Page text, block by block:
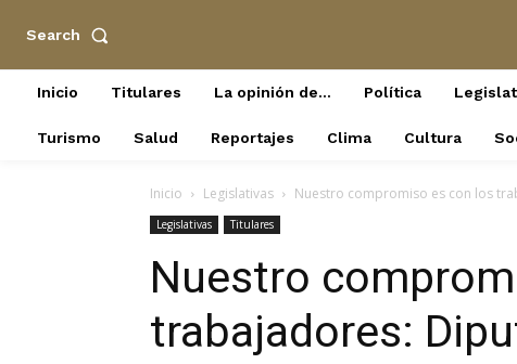
Search
Inicio Titulares La opinión de… Política
Turismo Salud Reportajes Clima Cultura
Inicio Legislativas Nuestro compromiso es con los
Legislativas Titulares
Nuestro
trabajadores: